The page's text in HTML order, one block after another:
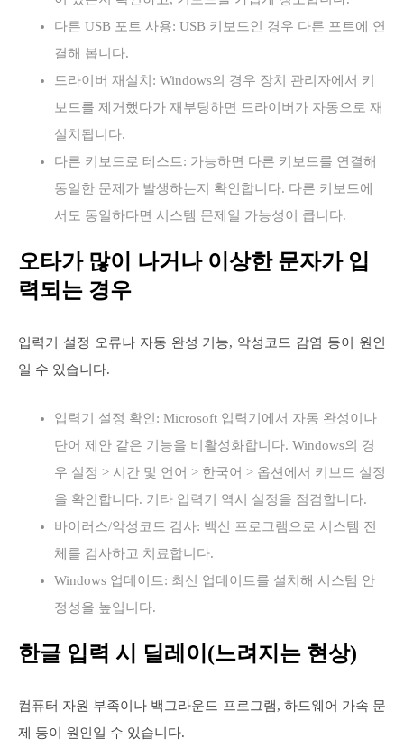
다른 USB 포트 사용: USB 키보드인 경우 다른 포트에 연
결해 봅니다.
드라이버 재설치: Windows의 경우 장치 관리자에서 키
보드를 제거했다가 재부팅하면 드라이버가 자동으로 재
설치됩니다.
다른 키보드로 테스트: 가능하면 다른 키보드를 연결해
동일한 문제가 발생하는지 확인합니다. 다른 키보드에
서도 동일하다면 시스템 문제일 가능성이 큽니다.
오타가 많이 나거나 이상한 문자가 입
력되는 경우
입력기 설정 오류나 자동 완성 기능, 악성코드 감염 등이 원인
일 수 있습니다.
입력기 설정 확인: Microsoft 입력기에서 자동 완성이나
단어 제안 같은 기능을 비활성화합니다. Windows의 경
우 설정 > 시간 및 언어 > 한국어 > 옵션에서 키보드 설정
을 확인합니다. 기타 입력기 역시 설정을 점검합니다.
바이러스/악성코드 검사: 백신 프로그램으로 시스템 전
체를 검사하고 치료합니다.
Windows 업데이트: 최신 업데이트를 설치해 시스템 안
정성을 높입니다.
한글 입력 시 딜레이(느려지는 현상)
컴퓨터 자원 부족이나 백그라운드 프로그램, 하드웨어 가속 문
제 등이 원인일 수 있습니다.